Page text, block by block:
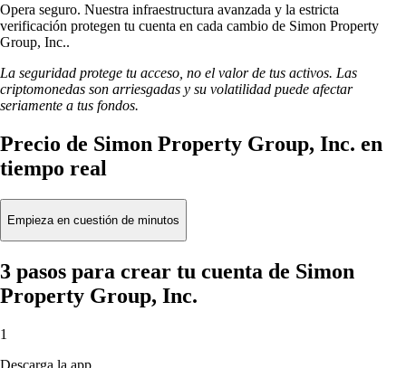
Opera seguro. Nuestra infraestructura avanzada y la estricta
verificación protegen tu cuenta en cada cambio de Simon Property
Group, Inc..
La seguridad protege tu acceso, no el valor de tus activos. Las
criptomonedas son arriesgadas y su volatilidad puede afectar
seriamente a tus fondos.
Precio de Simon Property Group, Inc. en
tiempo real
Empieza en cuestión de minutos
3 pasos para crear tu cuenta de Simon
Property Group, Inc.
1
Descarga la app